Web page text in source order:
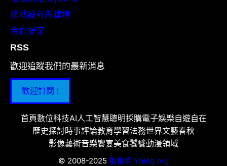
網站設計與建構
合作提案
RSS
歡迎追蹤我們的最新消息
歡迎訂閱 !
首頁數位科技AI人工智慧聰明採購電子娛樂自遊自在
歷史探討時事評論教育學習法務世界文藝春秋
影像藝術音樂饗宴美食饕餮動漫領域
© 2008-2025 優格網 Yblog.org